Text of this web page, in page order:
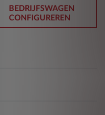
BEDRIJFSWAGEN
CONFIGUREREN